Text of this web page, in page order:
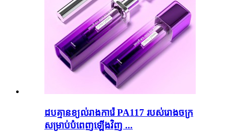
ដប​គ្មាន​ខ្យល់​រាង​ការ៉េ PA117 របស់​រោងចក្រ​
សម្រាប់​បំពេញ​ឡើងវិញ ...